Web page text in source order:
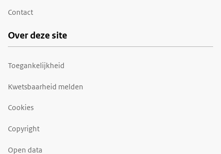
Contact
Over deze site
Toegankelijkheid
Kwetsbaarheid melden
Cookies
Copyright
Open data